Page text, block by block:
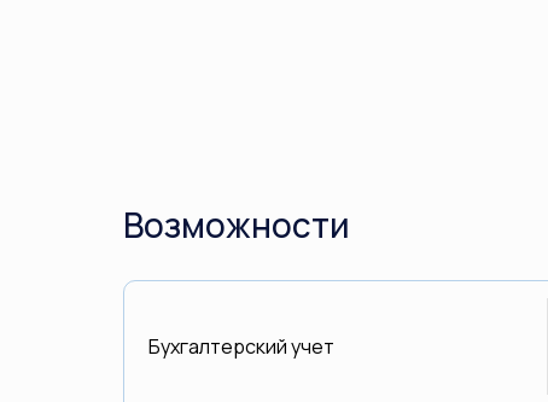
Возможности
Бухгалтерский учет